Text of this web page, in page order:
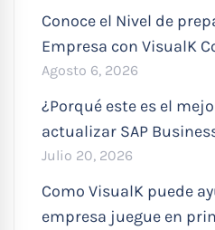
Conoce el Nivel de
Empresa con VisualK
Agosto 6, 2026
¿Porqué este es el
actualizar SAP
Julio 20, 2026
Como VisualK puede
empresa juegue en